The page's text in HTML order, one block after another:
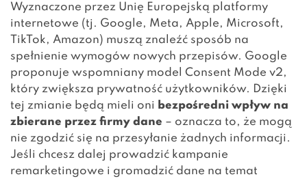
Wyznaczone przez Unię Europejską platformy
internetowe (tj. Google, Meta, Apple, Microsoft,
TikTok, Amazon) muszą znaleźć sposób na
spełnienie wymogów nowych przepisów. Google
proponuje wspomniany model Consent Mode v2,
który zwiększa prywatność użytkowników. Dzięki
tej zmianie będą mieli oni bezpośredni wpływ na
zbierane przez firmy dane – oznacza to, że mogą
nie zgodzić się na przesyłanie żadnych informacji.
Jeśli chcesz dalej prowadzić kampanie
remarketingowe i gromadzić dane na temat